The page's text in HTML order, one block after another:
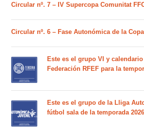
Circular nº. 7 – IV Supercopa Comunitat
Circular nº. 6 – Fase Autonómica de la
Este es el grupo VI y calendario
Federación RFEF para la
Este es el grupo de la Lliga
fútbol sala de la temporada